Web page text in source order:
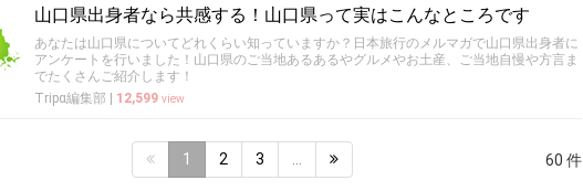
山口県出身者なら共感する！山口県って実はこんなところです
あなたは山口県についてどれくらい知っていますか？日本旅行のメルマガで山口県出身者に
アンケートを行いました！山口県のご当地あるあるやグルメやお土産、ご当地自慢や方言ま
でたくさんご紹介します！
Tripα編集部
12,599 view
60 件
1 2 3